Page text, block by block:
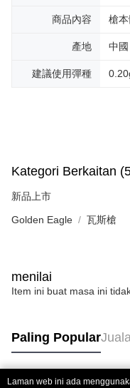
商品內容 槍
產地 中國
建議使用彈種
Kategori Berkaitan
新品上市
Golden Eagle 瓦斯槍
menilai
Item ini buat masa ini
Paling Popular
Laman web ini ada